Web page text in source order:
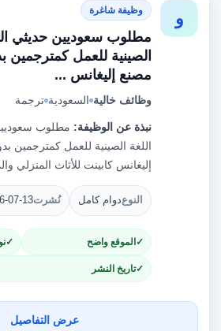
و وظيفة شاغرة
مطلوب سعوديين حديثي
الصينية للعمل كمترجمين
مصنع إليغانس ...
وظائف خالية السعودية ترجمة
نبذة عن الوظيفة: مطلوب
اللغة الصينية للعمل كمترجمين
إليغانس كابينت للأثاث المنزلي
النوعدوام كامل نُشرت07-13
الموقع واضح
تاريخ النشر
عرض التفاصيل